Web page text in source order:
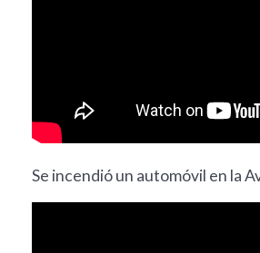
Se incendió un automóvil en la